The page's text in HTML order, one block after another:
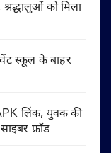
को मिला
स्कूल के बाहर
लिंक, युवक की
फ्रॉड